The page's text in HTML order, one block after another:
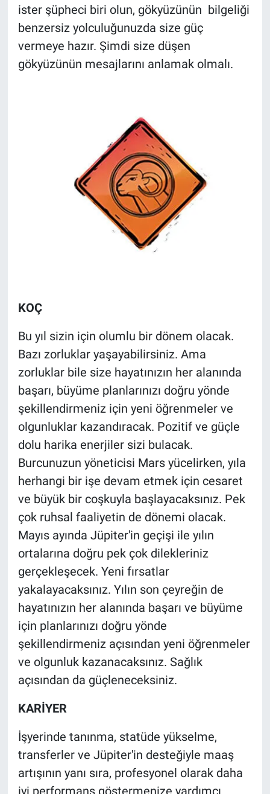
ister şüpheci biri olun, gökyüzünün bilgeliği
benzersiz yolculuğunuzda size güç
vermeye hazır. Şimdi size düşen
gökyüzünün mesajlarını anlamak olmalı.
KOÇ
Bu yıl sizin için olumlu bir dönem olacak.
Bazı zorluklar yaşayabilirsiniz. Ama
zorluklar bile size hayatınızın her alanında
başarı, büyüme planlarınızı doğru yönde
şekillendirmeniz için yeni öğrenmeler ve
olgunluklar kazandıracak. Pozitif ve güçle
dolu harika enerjiler sizi bulacak.
Burcunuzun yöneticisi Mars yücelirken, yıla
herhangi bir işe devam etmek için cesaret
ve büyük bir coşkuyla başlayacaksınız. Pek
çok ruhsal faaliyetin de dönemi olacak.
Mayıs ayında Jüpiter'in geçişi ile yılın
ortalarına doğru pek çok dilekleriniz
gerçekleşecek. Yeni fırsatlar
yakalayacaksınız. Yılın son çeyreğin de
hayatınızın her alanında başarı ve büyüme
için planlarınızı doğru yönde
şekillendirmeniz açısından yeni öğrenmeler
ve olgunluk kazanacaksınız. Sağlık
açısından da güçleneceksiniz.
KARİYER
İşyerinde tanınma, statüde yükselme,
transferler ve Jüpiter'in desteğiyle maaş
artışının yanı sıra, profesyonel olarak daha
iyi performans göstermenize yardımcı